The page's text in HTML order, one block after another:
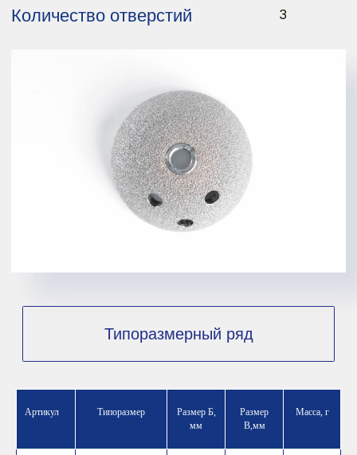
Артикул Типоразмер
Размер Б,
мм
Размер
В,мм
Масса, г
Оформить заказ